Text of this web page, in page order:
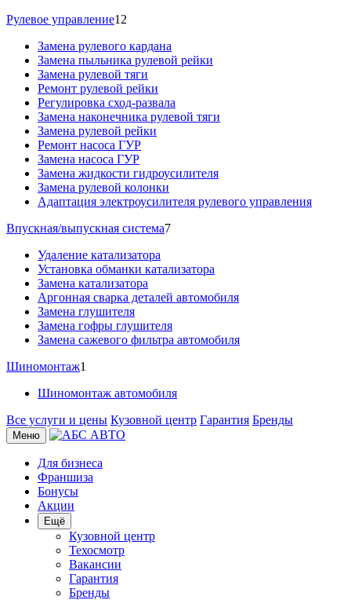
Рулевое управление12
Замена рулевого кардана
Замена пыльника рулевой рейки
Замена рулевой тяги
Ремонт рулевой рейки
Регулировка сход-развала
Замена наконечника рулевой тяги
Замена рулевой рейки
Ремонт насоса ГУР
Замена насоса ГУР
Замена жидкости гидроусилителя
Замена рулевой колонки
Адаптация электроусилителя рулевого управления
Впускная/выпускная система7
Удаление катализатора
Установка обманки катализатора
Замена катализатора
Аргонная сварка деталей автомобиля
Замена глушителя
Замена гофры глушителя
Замена сажевого фильтра автомобиля
Шиномонтаж1
Шиномонтаж автомобиля
Все услуги и цены Кузовной центр Гарантия Бренды
Меню
Для бизнеса
Франшиза
Бонусы
Акции
Ещё
Кузовной центр
Техосмотр
Вакансии
Гарантия
Бренды